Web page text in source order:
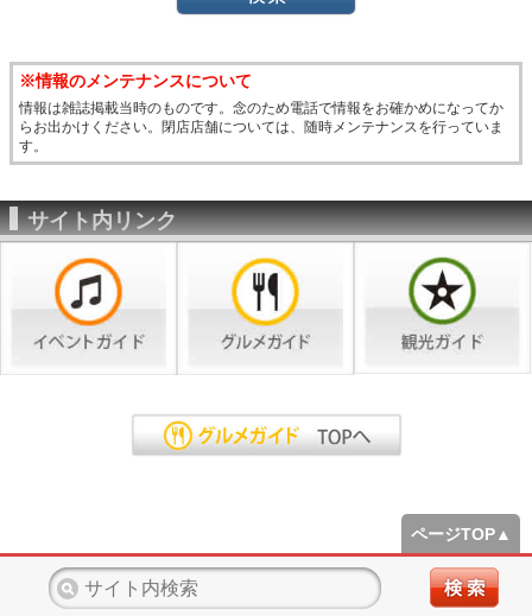
※情報のメンテナンスについて
情報は雑誌掲載当時のものです。念のため電話で情報をお確かめになってか
らお出かけください。閉店店舗については、随時メンテナンスを行っていま
す。
サイト内リンク
ページTOP▲